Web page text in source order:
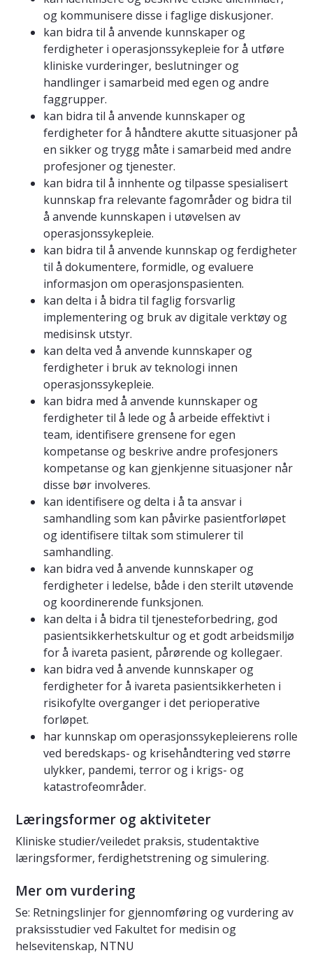
og kommunisere disse i faglige diskusjoner.
kan bidra til å anvende kunnskaper og
ferdigheter i operasjonssykepleie for å utføre
kliniske vurderinger, beslutninger og
handlinger i samarbeid med egen og andre
faggrupper.
kan bidra til å anvende kunnskaper og
ferdigheter for å håndtere akutte situasjoner på
en sikker og trygg måte i samarbeid med andre
profesjoner og tjenester.
kan bidra til å innhente og tilpasse spesialisert
kunnskap fra relevante fagområder og bidra til
å anvende kunnskapen i utøvelsen av
operasjonssykepleie.
kan bidra til å anvende kunnskap og ferdigheter
til å dokumentere, formidle, og evaluere
informasjon om operasjonspasienten.
kan delta i å bidra til faglig forsvarlig
implementering og bruk av digitale verktøy og
medisinsk utstyr.
kan delta ved å anvende kunnskaper og
ferdigheter i bruk av teknologi innen
operasjonssykepleie.
kan bidra med å anvende kunnskaper og
ferdigheter til å lede og å arbeide effektivt i
team, identifisere grensene for egen
kompetanse og beskrive andre profesjoners
kompetanse og kan gjenkjenne situasjoner når
disse bør involveres.
kan identifisere og delta i å ta ansvar i
samhandling som kan påvirke pasientforløpet
og identifisere tiltak som stimulerer til
samhandling.
kan bidra ved å anvende kunnskaper og
ferdigheter i ledelse, både i den sterilt utøvende
og koordinerende funksjonen.
kan delta i å bidra til tjenesteforbedring, god
pasientsikkerhetskultur og et godt arbeidsmiljø
for å ivareta pasient, pårørende og kollegaer.
kan bidra ved å anvende kunnskaper og
ferdigheter for å ivareta pasientsikkerheten i
risikofylte overganger i det perioperative
forløpet.
har kunnskap om operasjonssykepleierens rolle
ved beredskaps- og krisehåndtering ved større
ulykker, pandemi, terror og i krigs- og
katastrofeområder.
Læringsformer og aktiviteter
Kliniske studier/veiledet praksis, studentaktive
læringsformer, ferdighetstrening og simulering.
Mer om vurdering
Se: Retningslinjer for gjennomføring og vurdering av
praksisstudier ved Fakultet for medisin og
helsevitenskap, NTNU